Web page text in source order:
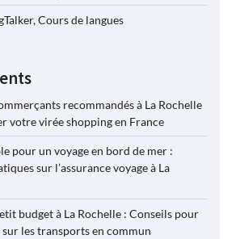
Cours de langues
recommandés à La Rochelle
votre virée shopping en France
pour un voyage en bord de mer :
sur l’assurance voyage à La
budget à La Rochelle : Conseils pour
les transports en commun